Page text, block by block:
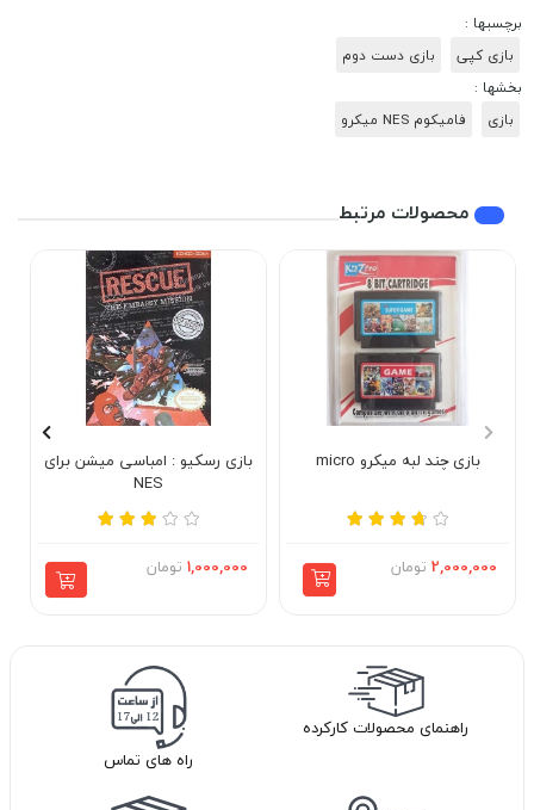
برچسبها :
بازی کپی
بازی دست دوم
بخشها :
بازی
فامیکوم NES میکرو
محصولات مرتبط
بازی چند لبه میکرو micro
2,000,000 تومان
بازی رسکیو : امباسی میشن برای
NES
1,000,000 تومان
راهنمای محصولات کارکرده
راه های تماس